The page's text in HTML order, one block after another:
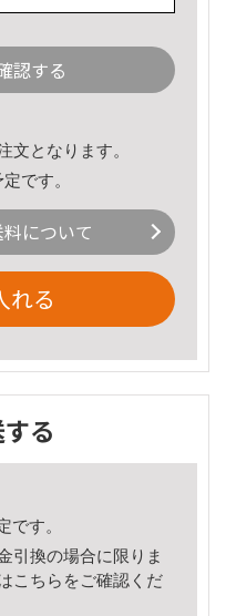
認する
文となります。
です。
について
れる
る
です。
引換の場合に限りま
こちら をご確認くだ